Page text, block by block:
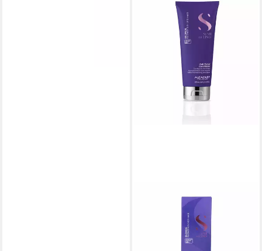
Haarspülung Milano Semi Di
Lino Blonde y Silver
Conditioner 200ml